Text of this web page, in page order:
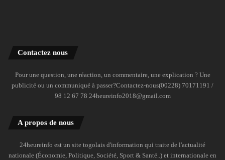
Contactez nous
Pour une question, une réaction, un commentaire, une explication ? Une
publicité ou un communiqué à passer?Contactez-nous(00228) 70171191 /
98 12 67 78 24heureinfo2018@gmail.com
A propos de nous
24heureinfo est un site togolais d'information qui traite de l'actualité
nationale (Économie, Politique, Société, Sport & Santé..) et internationale en